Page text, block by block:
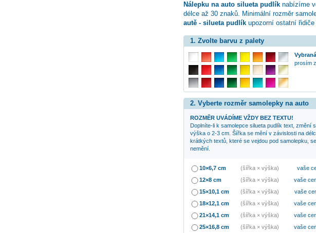
Nálepku na auto silueta pudlíknabízíme
délce až 30 znaků. Minimální rozměr
autě - silueta pudlíkupozorní ostatní řidiče
1. Zvolte barvu z palety
prosím
2. Vyberte rozměr samolepky na auto
ROZMĚR UVÁDÍME VŽDY BEZ TEXTU!
Doplníte-li k samolepce silueta pudlík text, změní
výška o 2-3 cm. Šířka se mění v závislosti na
krátkých textů, které se vejdou pod samolepku,
nemění.
10×6,7 cm (šířka × výška) vaše
12×8 cm
(šířka × výška) vaše
15×10,1 cm
(šířka × výška) vaše
18×12,1 cm
(šířka × výška) vaše
21×14,1 cm
(šířka × výška) vaše
25×16,8 cm
(šířka × výška) vaše